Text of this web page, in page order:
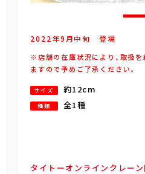
2022年9 月中旬 登場
※店舗の在庫状況により、取扱
ますので予めご了承ください。
サイズ 約12cm
種類 全1種
タイトーオンラインクレー